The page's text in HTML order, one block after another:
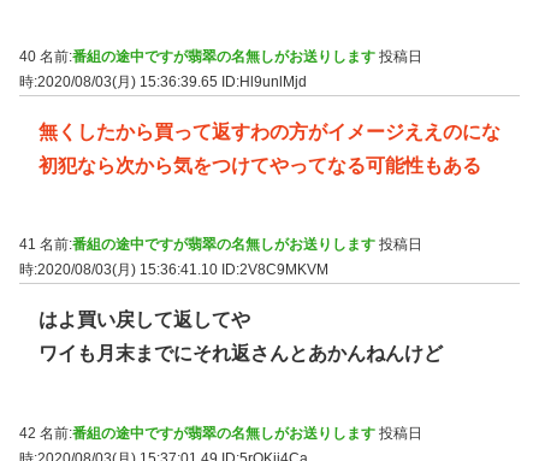
40 名前:番組の途中ですが翡翠の名無しがお送りします 投稿日
時:2020/08/03(月) 15:36:39.65 ID:Hl9unlMjd
無くしたから買って返すわの方がイメージええのにな
初犯なら次から気をつけてやってなる可能性もある
41 名前:番組の途中ですが翡翠の名無しがお送りします 投稿日
時:2020/08/03(月) 15:36:41.10 ID:2V8C9MKVM
はよ買い戻して返してや
ワイも月末までにそれ返さんとあかんねんけど
42 名前:番組の途中ですが翡翠の名無しがお送りします 投稿日